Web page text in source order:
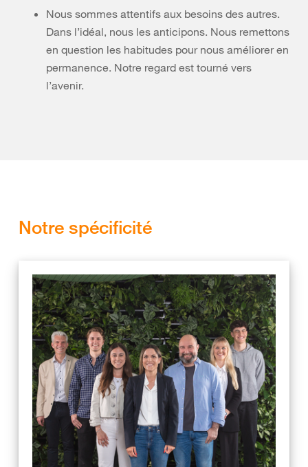
Nous sommes attentifs aux besoins des autres.
Dans l’idéal, nous les anticipons. Nous remettons
en question les habitudes pour nous améliorer en
permanence. Notre regard est tourné vers
l’avenir.
Notre spécificité